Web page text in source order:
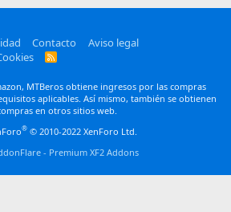
Contacto
Aviso legal
R
MTBeros obtiene ingresos por las compras
aplicables. Así mismo, también se obtienen
en otros sitios web.
® © 2010-2022 XenForo Ltd.
- Premium XF2 Addons